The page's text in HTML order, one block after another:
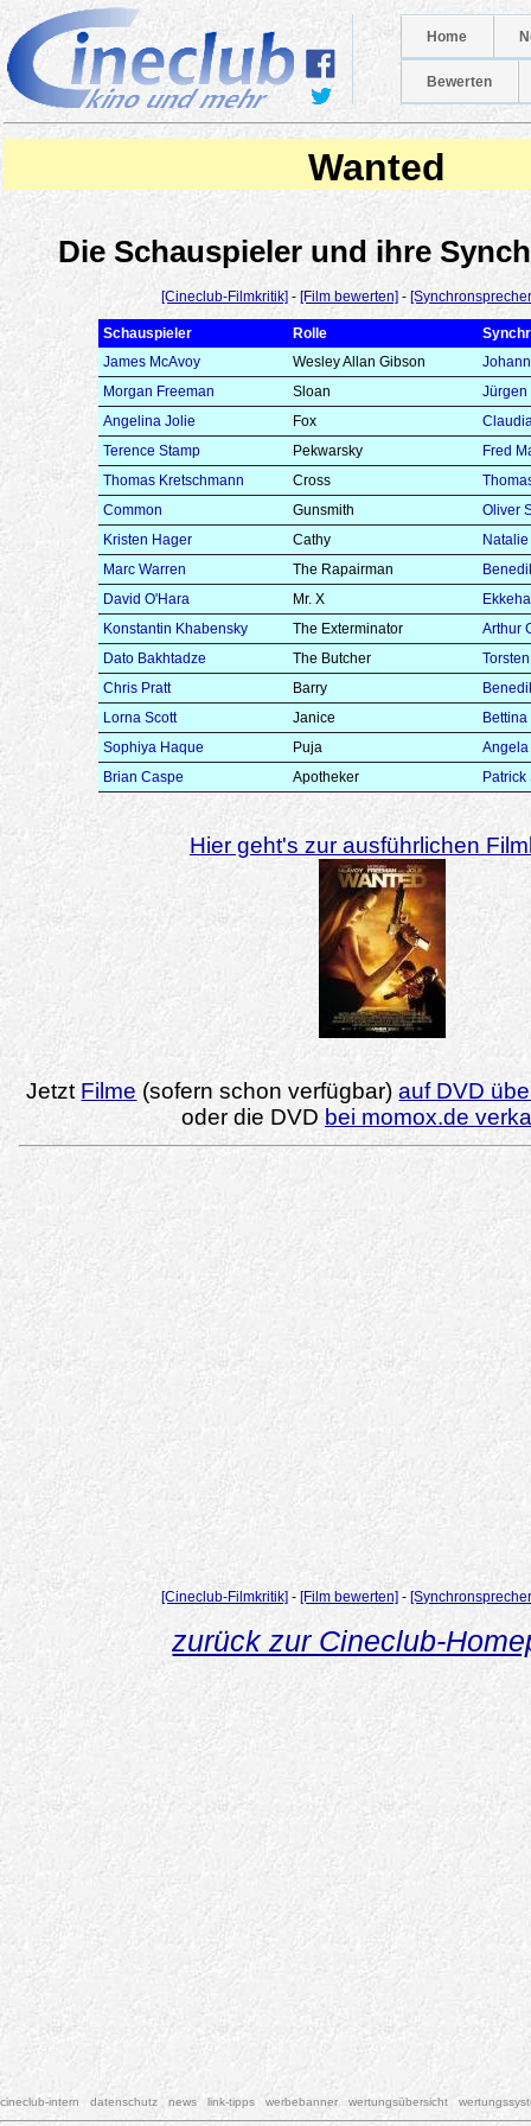
Home
Bewerten
Wanted
Die Schauspieler und ihre
[Cineclub-Filmkritik] - [Film bewerten] -
Schauspieler Rolle
James McAvoy
Wesley Allan Gibson
Morgan Freeman
Sloan
Jürgen
Angelina Jolie
Fox
Terence Stamp
Pekwarsky
Fred
Thomas Kretschmann
Cross
Common
Gunsmith
Oliver
Kristen Hager
Cathy
Marc Warren
The Rapairman
David O'Hara
Mr. X
Konstantin Khabensky
The Exterminator
Arthur
Dato Bakhtadze
The Butcher
Chris Pratt
Barry
Lorna Scott
Janice
Sophiya Haque
Puja
Brian Caspe
Apotheker
Hier geht's zur ausführlichen
Jetzt Filme (sofern schon verfügbar)auf DVD
oder die DVD bei momox.de
[Cineclub-Filmkritik] - [Film bewerten] -
zurück zur Cineclub-
cineclub-intern datenschutz news link-tipps werbebanner wertungsübersicht